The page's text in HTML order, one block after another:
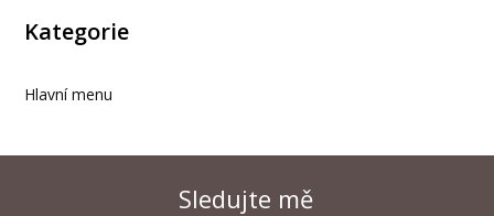
Kategorie
Hlavní menu
Sledujte mě